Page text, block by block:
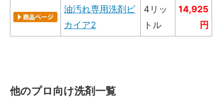
油汚れ専用洗剤ピ
カイア2
4リッ
トル
14,925
円
他のプロ向け洗剤一覧